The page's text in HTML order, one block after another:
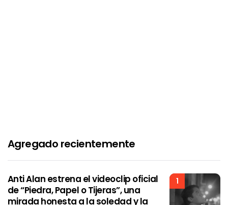
Agregado recientemente
1
Anti Alan estrena el videoclip oficial
de “Piedra, Papel o Tijeras”, una
mirada honesta a la soledad y la